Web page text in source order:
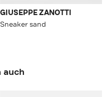
GIUSEPPE ZANOTTI
Sneaker sand